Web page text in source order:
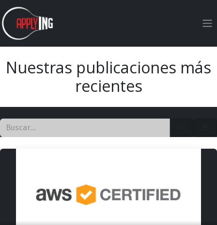
Ir al contenido
Nuestras publicaciones más
recientes